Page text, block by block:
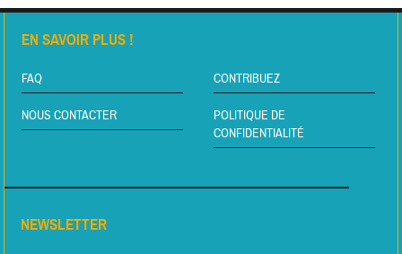
EN SAVOIR PLUS !
FAQ CONTRIBUEZ
NOUS CONTACTER
POLITIQUE DE
CONFIDENTIALITÉ
NEWSLETTER